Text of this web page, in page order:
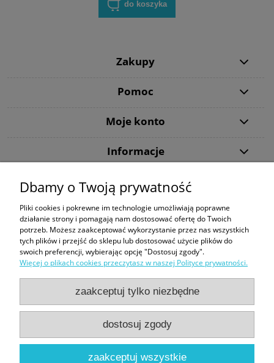
do koszyka
Zakupy
Pomoc
Moje konto
Informacje
Dziękujemy, że wybraliście DiveMarket.pl. Jeżeli w trakcie procesu składania
zamówienia lub jego realizacji pojawią się jakieś pytania - zapraszamy do
kontaktu.
Tecline|Maski ze szkłami korekcyjnymi|Snorkeling|Kompas Suunto
Butla 300 bar|Bojka dekompresyjna|Sprzęt do nurkowania
Formy płatności:
Sklep nurkowy Warszawa | DiveMarket.pl | ul. Arrasowa 13, 01-981
Dbamy o Twoją prywatność
Pliki cookies i pokrewne im technologie umożliwiają poprawne
działanie strony i pomagają nam dostosować ofertę do Twoich
potrzeb. Możesz zaakceptować wykorzystanie przez nas wszystkich
tych plików i przejść do sklepu lub dostosować użycie plików do
swoich preferencji, wybierając opcję "Dostosuj zgody".
Więcej o plikach cookies przeczytasz w naszej Polityce prywatności.
zaakceptuj tylko niezbędne
dostosuj zgody
zaakceptuj wszystkie